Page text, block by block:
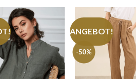
-50%
ANGEBOT!